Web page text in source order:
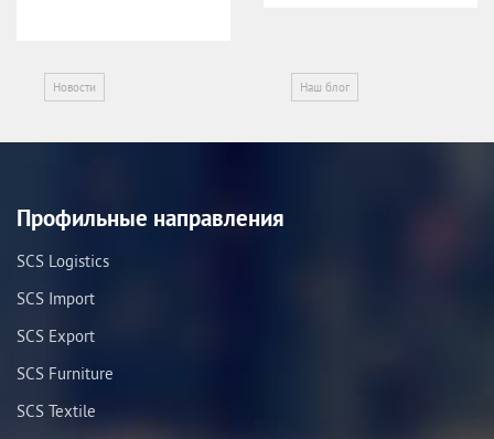
Новости Наш блог
Профильные направления
SCS Logistics
SCS Import
SCS Export
SCS Furniture
SCS Textile